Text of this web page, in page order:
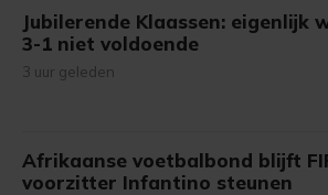
Jubilerende Klaassen: eigenlijk
3-1 niet voldoende
3 uur geleden
Afrikaanse voetbalbond blijft
voorzitter Infantino steunen